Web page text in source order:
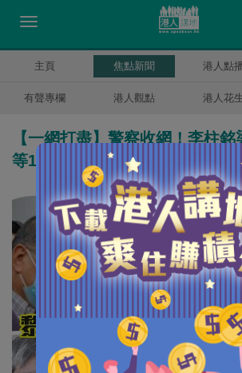
主頁 焦點新聞 港人點
有聲專欄 港人觀點 港人花生
【一網打盡】警察收網！李柱
等14人被捕